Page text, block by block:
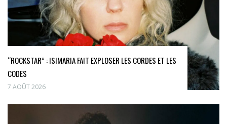
“ROCKSTAR” : ISIMARIA FAIT EXPLOSER LES CORDES ET LES
CODES
7 AOÛT 2026